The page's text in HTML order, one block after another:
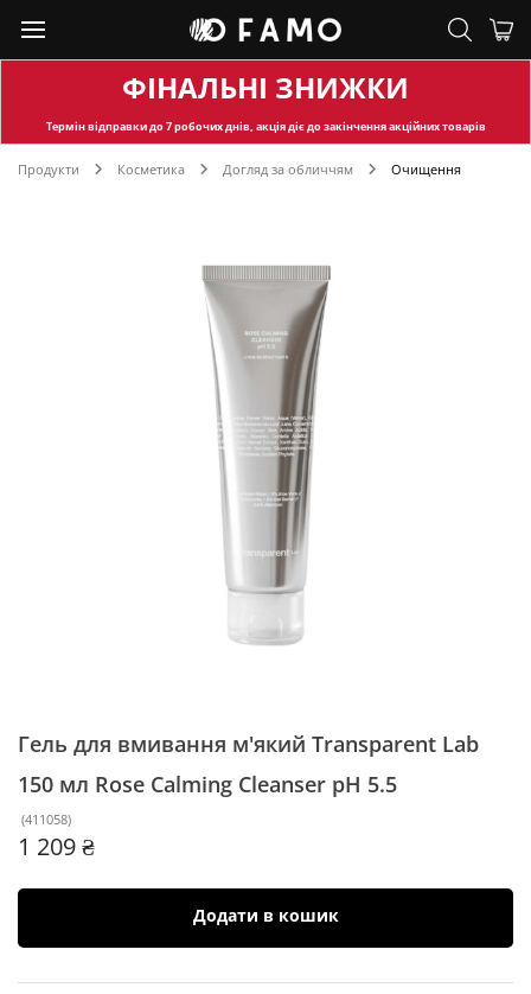
ФІНАЛЬНІ ЗНИЖКИ
Термін відправкидо 7 робочих днів, акція діє до закінчення акційних товарів
Продукти Косметика Догляд за обличчям Очищення
Гель для вмивання м'який Transparent Lab
150 мл Rose Calming Cleanser pH 5.5
(411058)
1 209 ₴
Додати в кошик